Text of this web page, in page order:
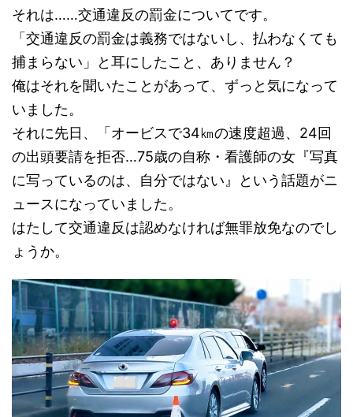
それは……交通違反の罰金についてです。
「交通違反の罰金は義務ではないし、払わなくても
捕まらない」と耳にしたこと、ありません？
俺はそれを聞いたことがあって、ずっと気になって
いました。
それに先日、「オービスで34㎞の速度超過、24回
の出頭要請を拒否…75歳の自称・看護師の女『写真
に写っているのは、自分ではない』という話題がニ
ュースになっていました。
はたして交通違反は認めなければ無罪放免なのでし
ょうか。